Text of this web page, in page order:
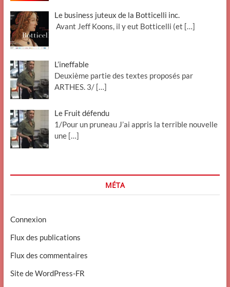
Le business juteux de la Botticelli inc.
Avant Jeff Koons, il y eut Botticelli (et […]
L’ineffable
Deuxième partie des textes proposés par
ARTHES. 3/ […]
Le Fruit défendu
1/Pour un pruneau J’ai appris la terrible nouvelle
une […]
MÉTA
Connexion
Flux des publications
Flux des commentaires
Site de WordPress-FR